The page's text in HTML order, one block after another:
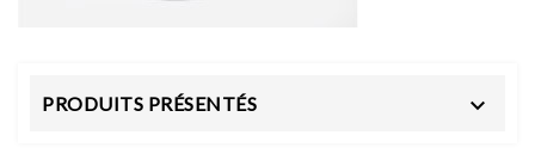
PRODUITS PRÉSENTÉS 